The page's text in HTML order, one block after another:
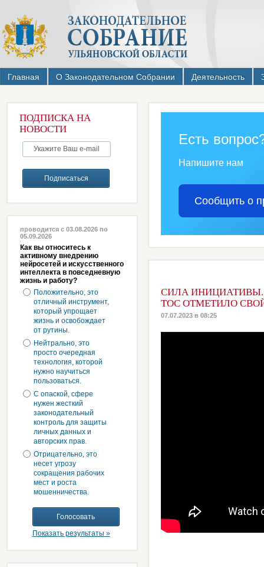
Главная О Законодательном Собрании Деятельность
ПОДПИСКА НА
НОВОСТИ
проводится с 03.08.2026 по
05.09.2026
Как вы относитесь к
активному внедрению
нейросетей и искусственного
интеллекта в повседневную
жизнь и работу?
Положительно, это
отличный инструмент,
который упрощает
жизнь и освобождает
от рутины.
Нейтрально, это
просто очередная
технология, которой
нужно научиться
пользоваться.
С опаской, сфере
нужен жесткий
законодательный
контроль для защиты
личных данных и
авторских прав.
Отрицательно, это
несет угрозу
сокращения рабочих
мест и роста
мошенничества.
Показать результаты »
Есть
Напишите нам
Сообщить о
СИЛА
ТОС ОТМЕТИЛО
07.07.2023 в 08:25